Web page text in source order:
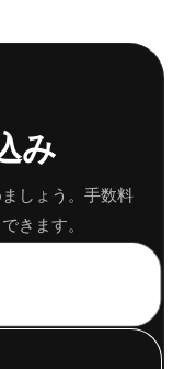
み
しょう。手数料
きます。